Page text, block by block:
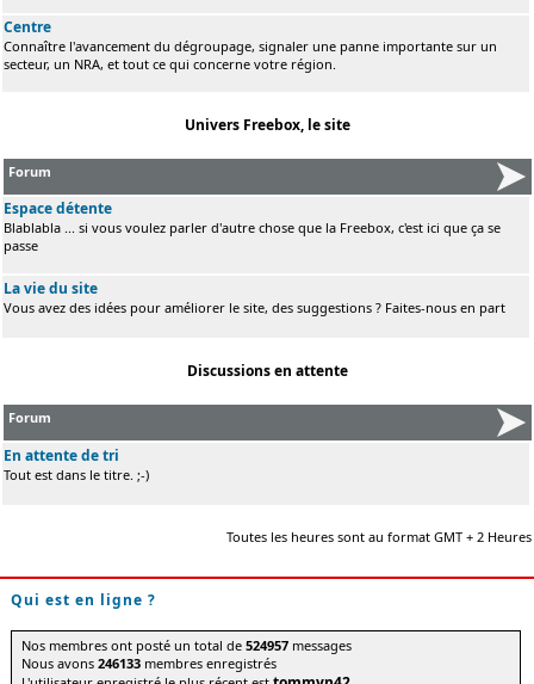
Centre
Connaître l'avancement du dégroupage, signaler une panne importante sur un
secteur, un NRA, et tout ce qui concerne votre région.
Univers Freebox, le site
Forum
Espace détente
Blablabla ... si vous voulez parler d'autre chose que la Freebox, c'est ici que ça se
passe
La vie du site
Vous avez des idées pour améliorer le site, des suggestions ? Faites-nous en part
Discussions en attente
Forum
En attente de tri
Tout est dans le titre. ;-)
Toutes les heures sont au format GMT + 2 Heures
Qui est en ligne ?
Nos membres ont posté un total de524957 messages
Nous avons246133 membres enregistrés